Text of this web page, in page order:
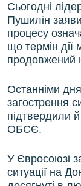
Сьогодні
Пушилін
процесу
що термін дії
продовжений
Останніми
загострення
підтвердили й
ОБСЄ.
У Євросоюзі
ситуації на